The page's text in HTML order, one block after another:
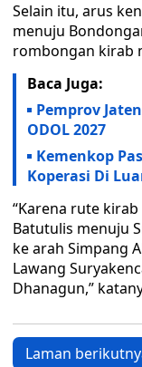
Selain itu, arus
menuju
rombongan kirab
Baca Juga:
Pemprov
ODOL 2027
Kemenkop
Koperasi Di
“Karena rute
Batutulis menuju
ke arah Simpang
Lawang
Dhanagun,”
Laman